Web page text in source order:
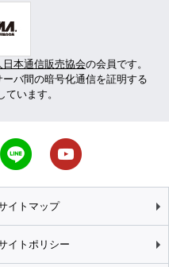
本通信販売協会の会員です。
バ間の暗号化通信を証明する
います。
イトマップ
イトポリシー